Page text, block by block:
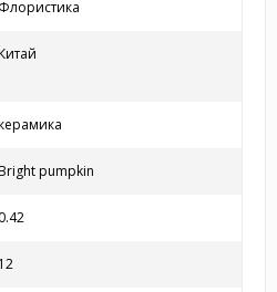
Флористика
Китай
Bright pumpkin
0.42
12